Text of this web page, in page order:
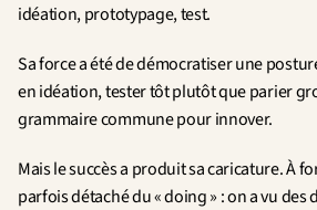
idéation, prototypage, test.
Sa force a été de démocratiser une
en idéation, tester tôt plutôt que parier
grammaire commune pour innover.
Mais le succès a produit sa caricature. À
parfois détaché du « doing » : on a vu